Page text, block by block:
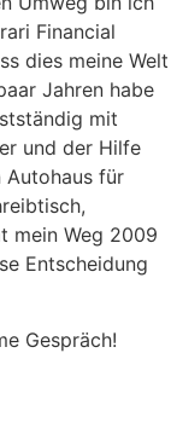
Financial
dies meine Welt
Jahren habe
mit
und der Hilfe
Autohaus für
mein Weg 2009
Entscheidung
Gespräch!